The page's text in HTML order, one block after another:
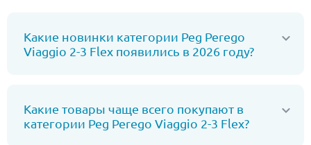
Какие новинки категории Peg Perego
Viaggio 2-3 Flex появились в 2026 году?
Какие товары чаще всего покупают в
категории Peg Perego Viaggio 2-3 Flex?